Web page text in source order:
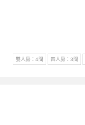
雙人房：4間
四人房：3間